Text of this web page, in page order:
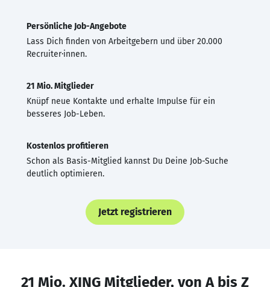
Persönliche Job-Angebote
Lass Dich finden von Arbeitgebern und über 20.000
Recruiter·innen.
21 Mio. Mitglieder
Knüpf neue Kontakte und erhalte Impulse für ein
besseres Job-Leben.
Kostenlos profitieren
Schon als Basis-Mitglied kannst Du Deine Job-Suche
deutlich optimieren.
Jetzt registrieren
21 Mio. XING Mitglieder, von A bis Z